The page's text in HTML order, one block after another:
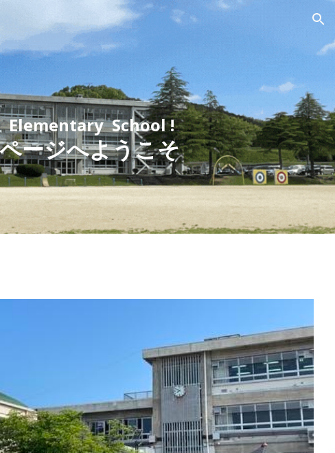
School !
ージへようこそ